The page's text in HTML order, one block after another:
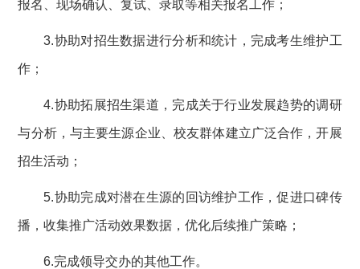
报名、现场确认、复试、录取等相关报名工作；
3.协助对招生数据进行分析和统计，完成考生维护工
作；
4.协助拓展招生渠道，完成关于行业发展趋势的调研
与分析，与主要生源企业、校友群体建立广泛合作，开展
招生活动；
5.协助完成对潜在生源的回访维护工作，促进口碑传
播，收集推广活动效果数据，优化后续推广策略；
6.完成领导交办的其他工作。